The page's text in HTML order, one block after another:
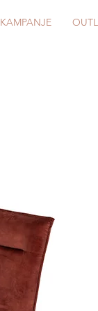
KAMPANJE